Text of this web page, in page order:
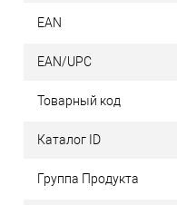
EAN
EAN/UPC
Товарный код
Каталог ID
Группа Продукта